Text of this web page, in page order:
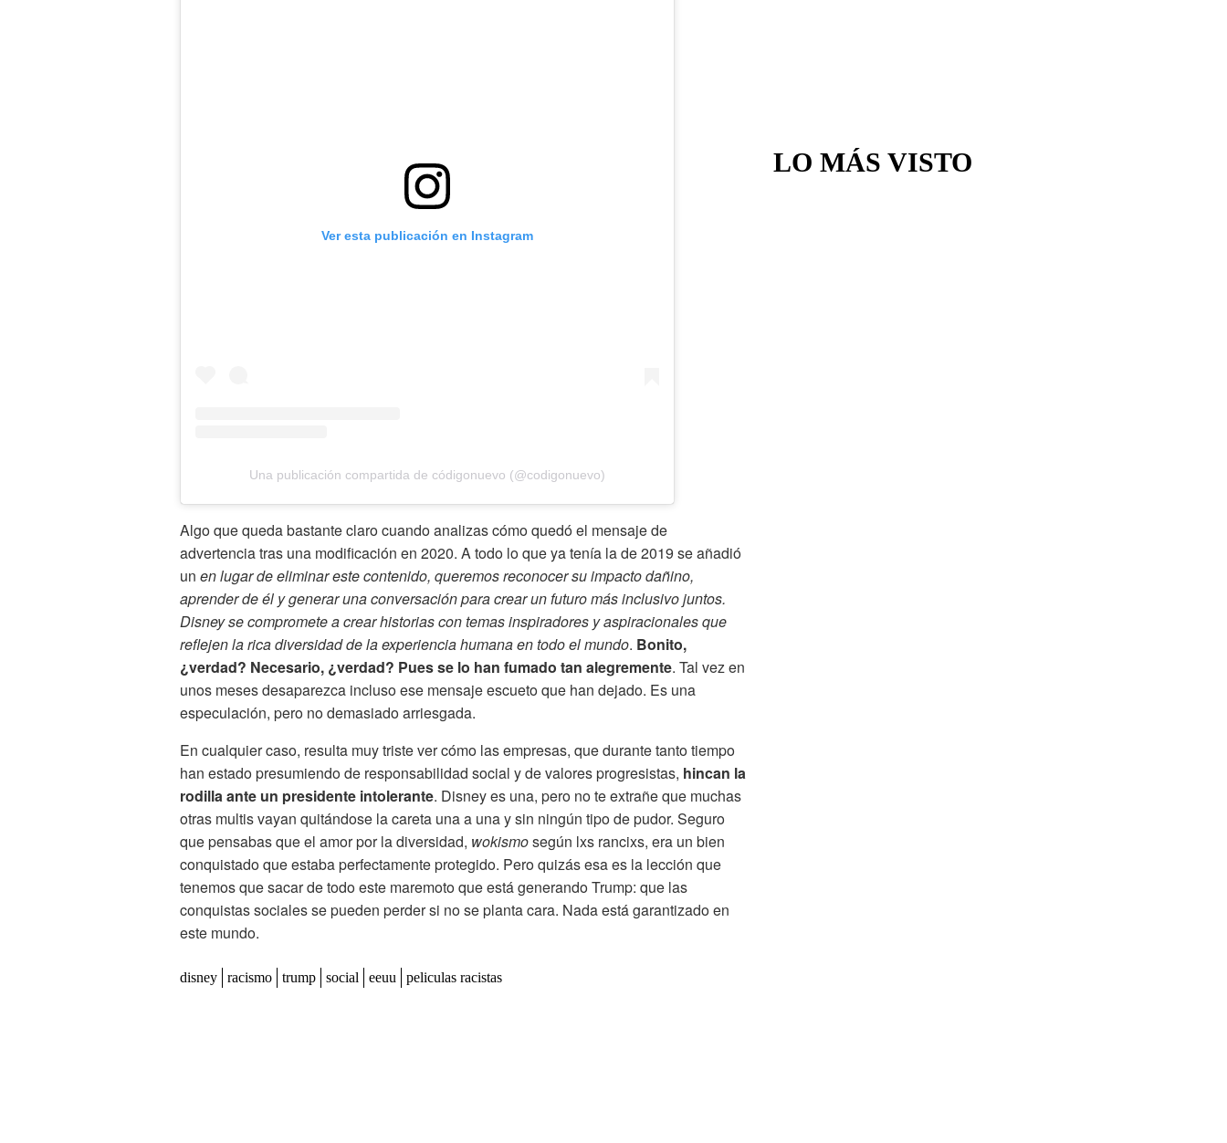
Ver esta publicación en Instagram
Una publicación compartida de códigonuevo (@codigonuevo)
Algo que queda bastante claro cuando analizas cómo quedó el mensaje de
advertencia tras una modificación en 2020. A todo lo que ya tenía la de 2019 se añadió
un en lugar de eliminar este contenido, queremos reconocer su impacto dañino,
aprender de él y generar una conversación para crear un futuro más inclusivo juntos.
Disney se compromete a crear historias con temas inspiradores y aspiracionales que
reflejen la rica diversidad de la experiencia humana en todo el mundo. Bonito,
¿verdad? Necesario, ¿verdad? Pues se lo han fumado tan alegremente. Tal vez en
unos meses desaparezca incluso ese mensaje escueto que han dejado. Es una
especulación, pero no demasiado arriesgada.
En cualquier caso, resulta muy triste ver cómo las empresas, que durante tanto tiempo
han estado presumiendo de responsabilidad social y de valores progresistas, hincan la
rodilla ante un presidente intolerante. Disney es una, pero no te extrañe que muchas
otras multis vayan quitándose la careta una a una y sin ningún tipo de pudor. Seguro
que pensabas que el amor por la diversidad, wokismosegún lxs rancixs, era un bien
conquistado que estaba perfectamente protegido. Pero quizás esa es la lección que
tenemos que sacar de todo este maremoto que está generando Trump: que las
conquistas sociales se pueden perder si no se planta cara. Nada está garantizado en
este mundo.
disney racismo trump social eeuu peliculas racistas
LO MÁS VISTO